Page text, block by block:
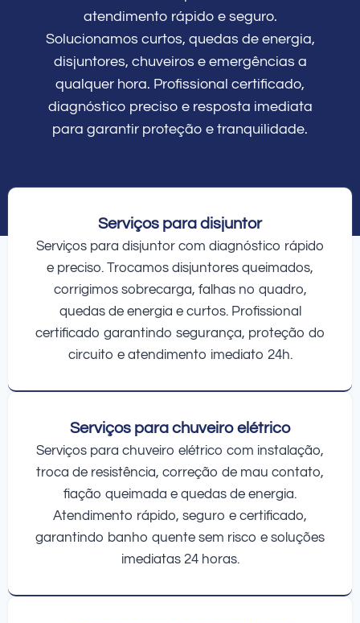
atendimento rápido e seguro.
Solucionamos curtos, quedas de energia,
disjuntores, chuveiros e emergências a
qualquer hora. Profissional certificado,
diagnóstico preciso e resposta imediata
para garantir proteção e tranquilidade.
Serviços para disjuntor
Serviços para disjuntor com diagnóstico rápido
e preciso. Trocamos disjuntores queimados,
corrigimos sobrecarga, falhas no quadro,
quedas de energia e curtos. Profissional
certificado garantindo segurança, proteção do
circuito e atendimento imediato 24h.
Serviços para chuveiro elétrico
Serviços para chuveiro elétrico com instalação,
troca de resistência, correção de mau contato,
fiação queimada e quedas de energia.
Atendimento rápido, seguro e certificado,
garantindo banho quente sem risco e soluções
imediatas 24 horas.